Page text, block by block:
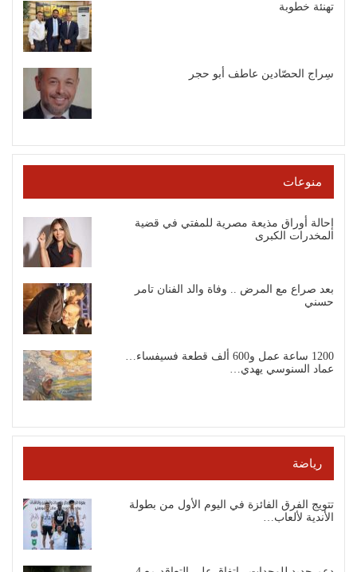
تهنئة خطوبة
سِراج الحصّادين عاطف أبو حجر
منوعات
إحالة أوراق مذيعة مصرية للمفتي في قضية
المخدرات الكبرى
بعد صراع مع المرض .. وفاة والد الفنان تامر
حسني
1200 ساعة عمل و600 ألف قطعة فسيفساء…
عماد السنوسي يهدي…
رياضة
تتويج الفرق الفائزة في اليوم الأول من بطولة
الأندية لألعاب…